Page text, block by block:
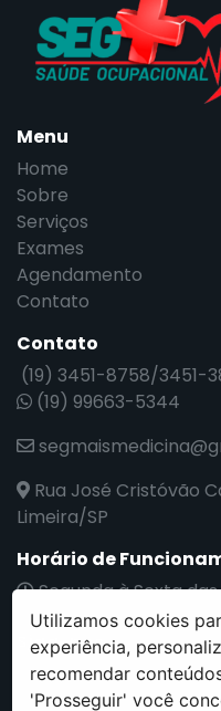
Menu
Home
Sobre
Serviços
Exames
Agendamento
Contato
Contato
(19) 3451-8758/3451-
(19) 99663-5344
Rua José Cristóvão
Limeira/SP
Horário de
Segunda à Sexta das
Siga-nos
Utilizamos cookies
experiência,
recomendar
'Prosseguir' você